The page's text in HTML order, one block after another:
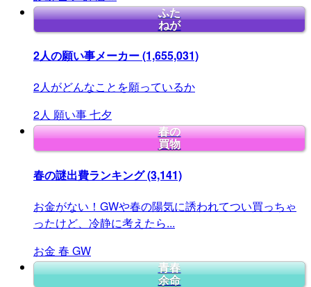
ふた
ねが
2人の願い事メーカー(1,655,031)
2人がどんなことを願っているか
2人 願い事七夕
春の
買物
春の謎出費ランキング(3,141)
お金がない！GWや春の陽気に誘われてつい買っちゃ
ったけど、冷静に考えたら...
お金 春 GW
青春
余命